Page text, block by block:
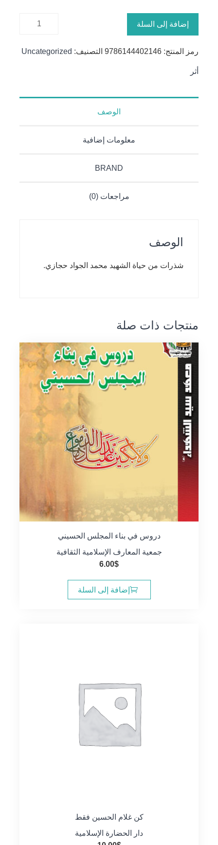
كمية منذ
إضافة إلى السلة
رمز المنتج: 9786144402146 التصنيف: Uncategorized
أثر
الوصف
معلومات إضافية
BRAND
مراجعات (0)
الوصف
شذرات من حياة الشهيد محمد الجواد حجازي.
منتجات ذات صلة
دروس في بناء المجلس الحسيني
جمعية المعارف الإسلامية الثقافية
6.00$
إضافة إلى السلة
كن غلام الحسين فقط
دار الحضارة الإسلامية